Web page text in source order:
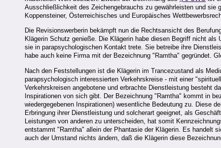
Ausschließlichkeit des Zeichengebrauchs zu gewährleisten und sie
Koppensteiner, Österreichisches und Europäisches
Die Revisionswerberin bekämpft nun die Rechtsansicht des
Klägerin Schutz genieße. Die Klägerin habe diesen Begriff nicht
sie in parapsychologischen Kontakt trete. Sie betreibe ihre
habe auch keine Firma mit der Bezeichnung "Ramtha" gegründet.
Nach den Feststellungen ist die Klägerin im Trancezustand als
parapsychologisch interessierten Verkehrskreise - mit einer
Verkehrskreisen angebotene und erbrachte Dienstleistung besteht
Inspirationen von sich gibt. Der Bezeichnung "Ramtha" kommt in
wiedergegebenen Inspirationen) wesentliche Bedeutung zu. Diese
Erbringung ihrer Dienstleistung und solcherart geeignet, als
Leistungen von anderen zu unterscheiden, hat somit
entstammt "Ramtha" allein der Phantasie der Klägerin. Es handelt
auch der Umstand nichts ändern, daß die Klägerin diese